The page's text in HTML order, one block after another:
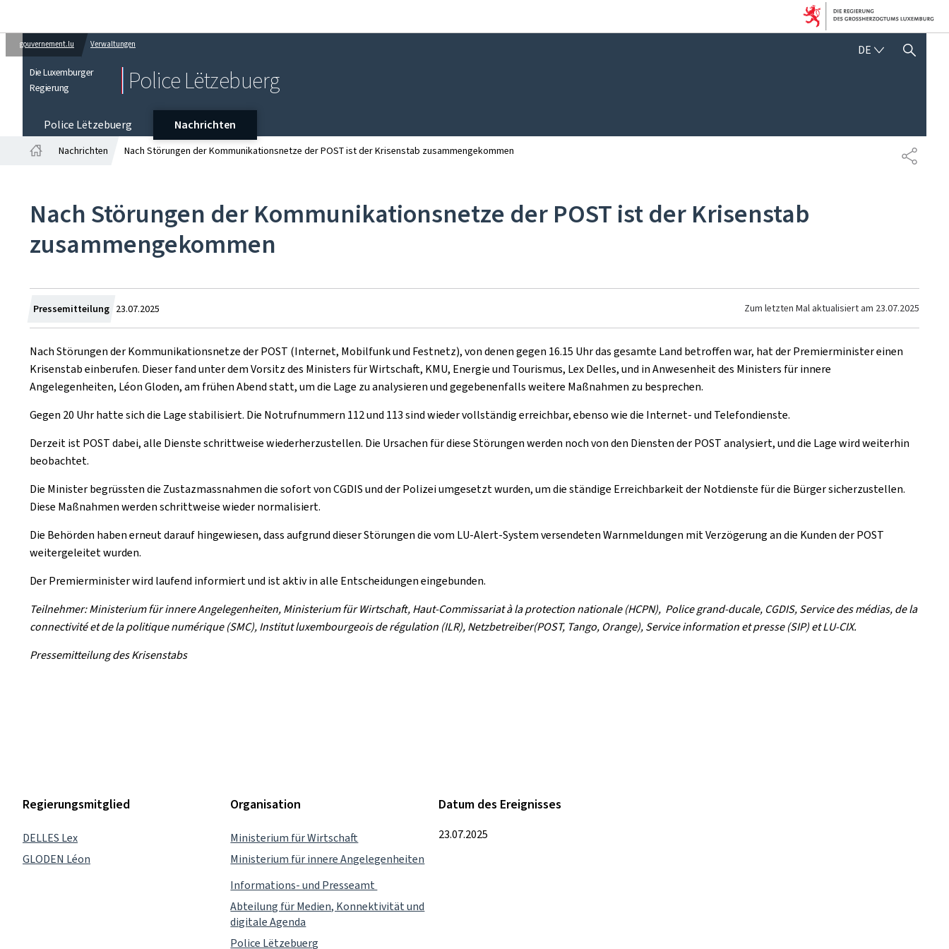
gouvernement.lu Verwaltungen
Die Luxemburger
Regierung
Police Lëtzebuerg
DE DEUTSCH
SUCHFLED ANZEIGEN /
Police Lëtzebuerg
Nachrichten
TEILEN
Nachrichten Nach Störungen der Kommunikationsnetze der POST ist der Krisenstab zusammengekommen
Nach Störungen der Kommunikationsnetze der POST ist der Krisenstab
zusammengekommen
Pressemitteilung Zum
23.07.2025 Zum letzten Mal aktualisiert am 23.07.2025
Nach Störungen der Kommunikationsnetze der POST (Internet, Mobilfunk und Festnetz), von denen gegen 16.15 Uhr das gesamte Land betroffen war, hat der Premierminister einen
Krisenstab einberufen. Dieser fand unter dem Vorsitz des Ministers für Wirtschaft, KMU, Energie und Tourismus, Lex Delles, und in Anwesenheit des Ministers für innere
Angelegenheiten, Léon Gloden, am frühen Abend statt, um die Lage zu analysieren und gegebenenfalls weitere Maßnahmen zu besprechen.
Gegen 20 Uhr hatte sich die Lage stabilisiert. Die Notrufnummern 112 und 113 sind wieder vollständig erreichbar, ebenso wie die Internet- und Telefondienste.
Derzeit ist POST dabei, alle Dienste schrittweise wiederherzustellen. Die Ursachen für diese Störungen werden noch von den Diensten der POST analysiert, und die Lage wird weiterhin
beobachtet.
Die Minister begrüssten die Zustazmassnahmen die sofort von CGDIS und der Polizei umgesetzt wurden, um die ständige Erreichbarkeit der Notdienste für die Bürger sicherzustellen.
Diese Maßnahmen werden schrittweise wieder normalisiert.
Die Behörden haben erneut darauf hingewiesen, dass aufgrund dieser Störungen die vom LU-Alert-System versendeten Warnmeldungen mit Verzögerung an die Kunden der POST
weitergeleitet wurden.
Der Premierminister wird laufend informiert und ist aktiv in alle Entscheidungen eingebunden.
Teilnehmer: Ministerium für innere Angelegenheiten, Ministerium für Wirtschaft, Haut-Commissariat à la protection nationale (HCPN), Police grand-ducale, CGDIS, Service des médias, de la
connectivité et de la politique numérique (SMC), Institut luxembourgeois de régulation (ILR), Netzbetreiber(POST, Tango, Orange), Service information et presse (SIP) et LU-CIX.
Pressemitteilung des Krisenstabs
Regierungsmitglied
DELLES Lex
GLODEN Léon
Organisation
Ministerium für Wirtschaft
Ministerium für innere Angelegenheiten
Informations- und Presseamt
Abteilung für Medien, Konnektivität und
digitale Agenda
Police Lëtzebuerg
Datum des Ereignisses
23.07.2025